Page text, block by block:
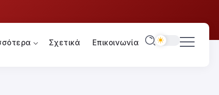
Σχετικά Επικοινωνία